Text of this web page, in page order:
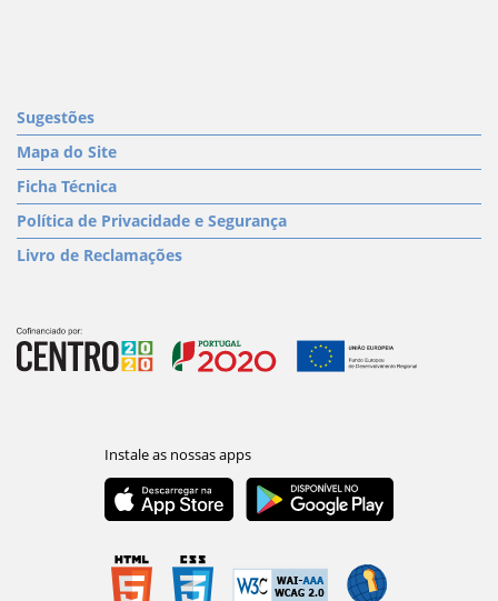
Sugestões
Mapa do Site
Ficha Técnica
Política de Privacidade e Segurança
Livro de Reclamações